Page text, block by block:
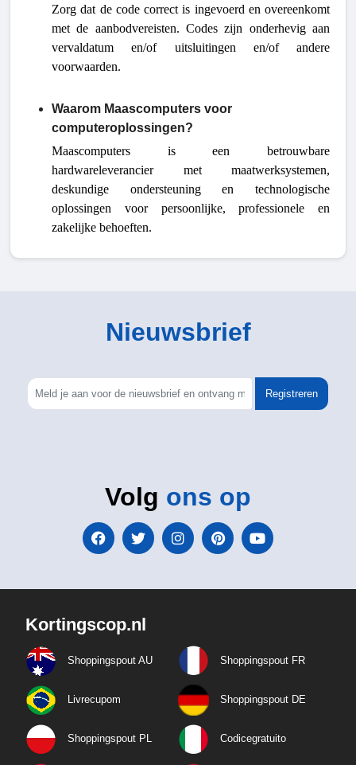
Zorg dat de code correct is ingevoerd en overeenkomt
met de aanbodvereisten. Codes zijn onderhevig aan
vervaldatum en/of uitsluitingen en/of andere
voorwaarden.
Waarom Maascomputers voor
computeroplossingen?
Maascomputers is een betrouwbare
hardwareleverancier met maatwerksystemen,
deskundige ondersteuning en technologische
oplossingen voor persoonlijke, professionele en
zakelijke behoeften.
Nieuwsbrief
Registreren
Volg ons op
Kortingscop.nl
Shoppingspout AU Shoppingspout FR
Livrecupom Shoppingspout DE
Shoppingspout PL Codicegratuito